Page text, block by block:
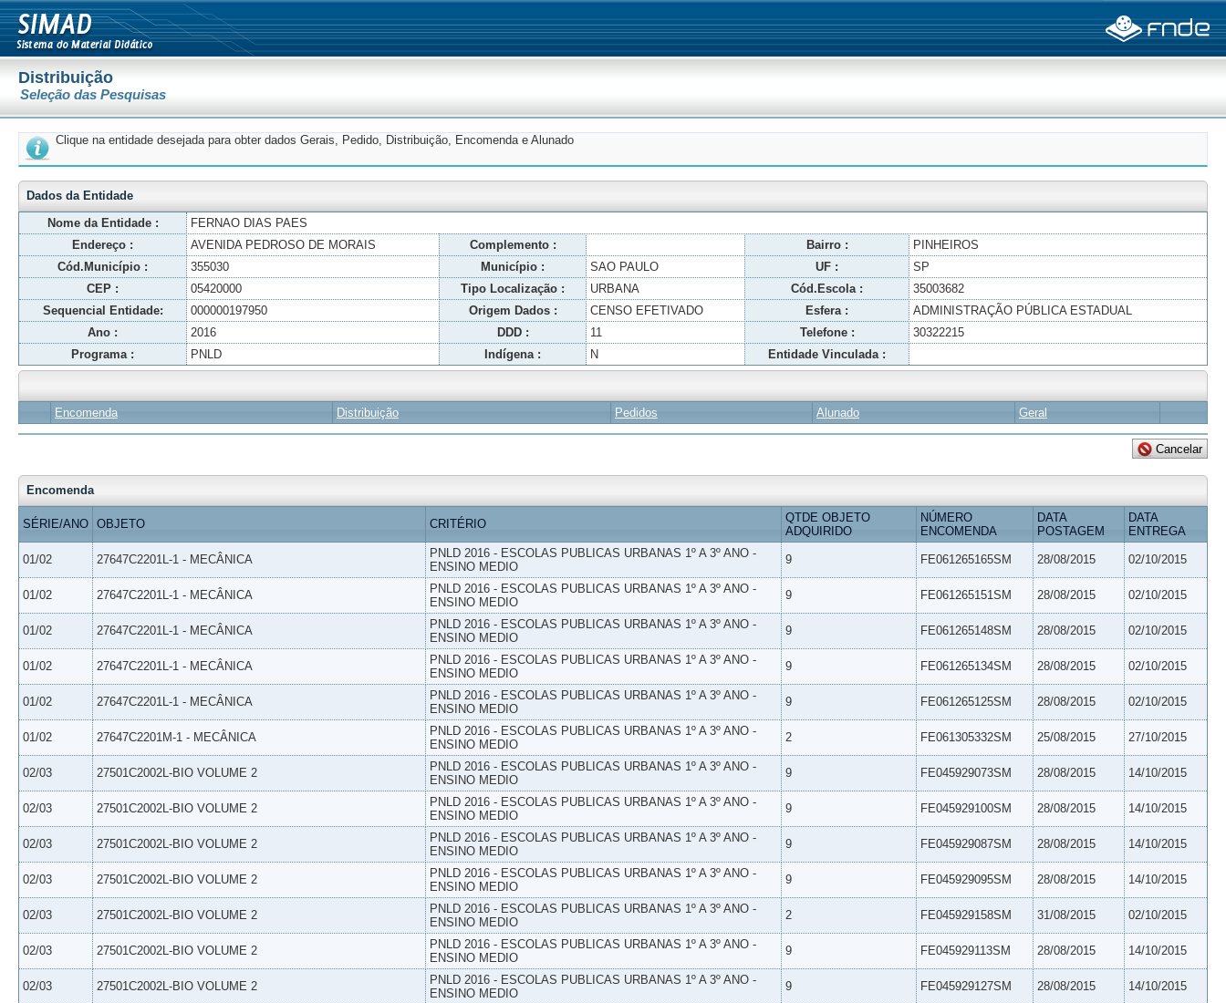
Distribuição
Seleção das Pesquisas
Clique na entidade desejada para obter dados Gerais, Pedido, Distribuição, Encomenda e Alunado
Dados da Entidade
Nome da Entidade :
FERNAO DIAS PAES
Endereço :
AVENIDA PEDROSO DE MORAIS Complemento : Bairro :
PINHEIROS
Cód.Município :
355030 Município : SAO PAULO UF :
SP
CEP :
05420000 Tipo Localização : URBANA Cód.Escola :
35003682
Sequencial Entidade:
000000197950 Origem Dados : CENSO EFETIVADO Esfera :
ADMINISTRAÇÃO PÚBLICA ESTADUAL
Ano :
2016 DDD : 11 Telefone :
30322215
Programa :
PNLD Indígena : N Entidade Vinculada :
Encomenda Distribuição Pedidos Alunado Geral
Encomenda
SÉRIE/ANO OBJETO CRITÉRIO
QTDE OBJETO
ADQUIRIDO
NÚMERO
ENCOMENDA
DATA
POSTAGEM
DATA
ENTREGA
01/02 27647C2201L-1 - MECÂNICA
PNLD 2016 - ESCOLAS PUBLICAS URBANAS 1º A 3º ANO -
ENSINO MEDIO
9 FE061265165SM 28/08/2015 02/10/2015
01/02 27647C2201L-1 - MECÂNICA
PNLD 2016 - ESCOLAS PUBLICAS URBANAS 1º A 3º ANO -
ENSINO MEDIO
9 FE061265151SM 28/08/2015 02/10/2015
01/02 27647C2201L-1 - MECÂNICA
PNLD 2016 - ESCOLAS PUBLICAS URBANAS 1º A 3º ANO -
ENSINO MEDIO
9 FE061265148SM 28/08/2015 02/10/2015
01/02 27647C2201L-1 - MECÂNICA
PNLD 2016 - ESCOLAS PUBLICAS URBANAS 1º A 3º ANO -
ENSINO MEDIO
9 FE061265134SM 28/08/2015 02/10/2015
01/02 27647C2201L-1 - MECÂNICA
PNLD 2016 - ESCOLAS PUBLICAS URBANAS 1º A 3º ANO -
ENSINO MEDIO
9 FE061265125SM 28/08/2015 02/10/2015
01/02 27647C2201M-1 - MECÂNICA
PNLD 2016 - ESCOLAS PUBLICAS URBANAS 1º A 3º ANO -
ENSINO MEDIO
2 FE061305332SM 25/08/2015 27/10/2015
02/03 27501C2002L-BIO VOLUME 2
PNLD 2016 - ESCOLAS PUBLICAS URBANAS 1º A 3º ANO -
ENSINO MEDIO
9 FE045929073SM 28/08/2015 14/10/2015
02/03 27501C2002L-BIO VOLUME 2
PNLD 2016 - ESCOLAS PUBLICAS URBANAS 1º A 3º ANO -
ENSINO MEDIO
9 FE045929100SM 28/08/2015 14/10/2015
02/03 27501C2002L-BIO VOLUME 2
PNLD 2016 - ESCOLAS PUBLICAS URBANAS 1º A 3º ANO -
ENSINO MEDIO
9 FE045929087SM 28/08/2015 14/10/2015
02/03 27501C2002L-BIO VOLUME 2
PNLD 2016 - ESCOLAS PUBLICAS URBANAS 1º A 3º ANO -
ENSINO MEDIO
9 FE045929095SM 28/08/2015 14/10/2015
02/03 27501C2002L-BIO VOLUME 2
PNLD 2016 - ESCOLAS PUBLICAS URBANAS 1º A 3º ANO -
ENSINO MEDIO
2 FE045929158SM 31/08/2015 02/10/2015
02/03 27501C2002L-BIO VOLUME 2
PNLD 2016 - ESCOLAS PUBLICAS URBANAS 1º A 3º ANO -
ENSINO MEDIO
9 FE045929113SM 28/08/2015 14/10/2015
02/03 27501C2002L-BIO VOLUME 2
PNLD 2016 - ESCOLAS PUBLICAS URBANAS 1º A 3º ANO -
ENSINO MEDIO
9 FE045929127SM 28/08/2015 14/10/2015